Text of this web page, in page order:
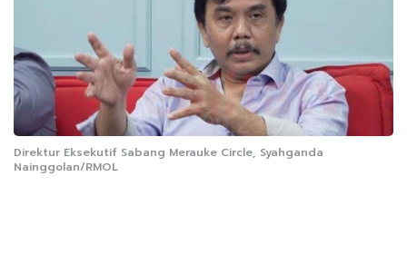
Direktur Eksekutif Sabang Merauke Circle, Syahganda
Nainggolan/RMOL